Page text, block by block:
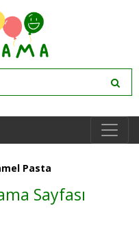
Pasta
Sayfası